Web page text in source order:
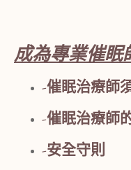
成為專業催眠
-催眠治療師
-催眠治療師
-安全守則